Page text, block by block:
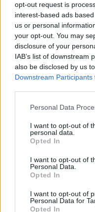
opt-out request is
interest-based ads
us or personal
your opt-out. You may
disclosure of your
IAB’s list of downstream
also be disclosed by us
Downstream Participants
Please note that this
not limited to your visit
grant or deny consent to
use your data for below
consent section.
Personal Data
I want to opt-out of
personal data.
Opted In
I want to opt-out of
Personal Data.
Opted In
I want to opt-out of
Personal Data for
Opted In
gumiválasztás miatt.
„Őszintén szólva
fel, mert úgy gondoltam,
ahogy mi mentünk. Mégis
s ezzel el is ment a meccs...
nekik. Aminek örülök, hogy
működött, s bár pillanatnyilag